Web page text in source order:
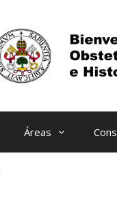
Áreas